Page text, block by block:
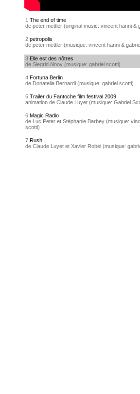
1 The end of time
de peter mettler (original music: vincent hänni &
2 petropolis
de peter mettler (musique: vincent hänni &
3 Elle est des nôtres
de Siegrid Alnoy (musique: gabriel scotti)
4 Fortuna Berlin
de Donatella Bernardi (musique: gabriel scotti)
5 Trailer du Fantoche film festival 2009
animation de Claude Luyet (musique: Gabriel
6 Magic Radio
de Luc Peter et Stéphanie Barbey (musique:
scotti)
7 Rush
de Claude Luyet et Xavier Robel (musique: